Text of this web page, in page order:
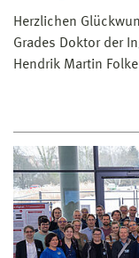
Herzlichen
Grades Doktor der
Hendrik Martin